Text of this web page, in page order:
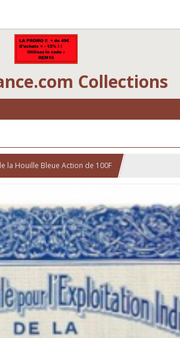
Collections
la Houille Bleue Action de 100F